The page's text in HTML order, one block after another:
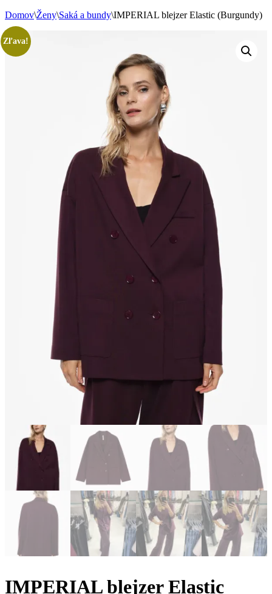
Domov\Ženy\Saká a bundy\IMPERIAL blejzer Elastic (Burgundy)
Zľava!
IMPERIAL blejzer Elastic